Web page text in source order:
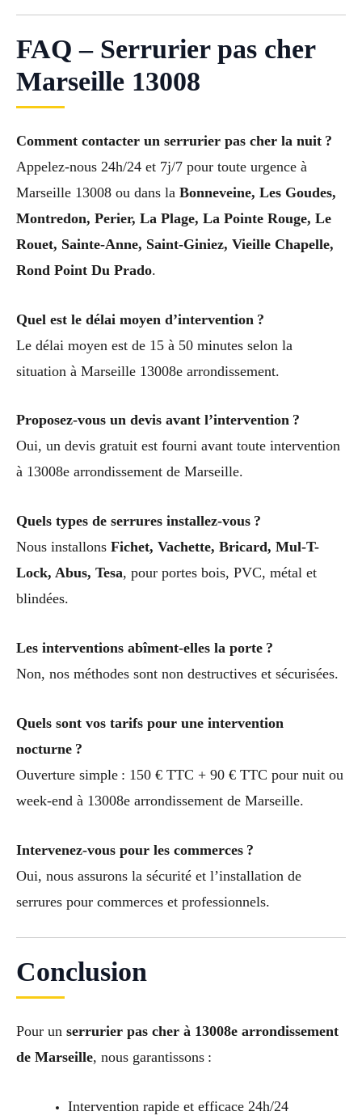
FAQ – Serrurier pas cher
Marseille 13008
Comment contacter un serrurier pas cher la nuit ?
Appelez-nous 24h/24 et 7j/7 pour toute urgence à
Marseille 13008 ou dans la Bonneveine, Les Goudes,
Montredon, Perier, La Plage, La Pointe Rouge, Le
Rouet, Sainte-Anne, Saint-Giniez, Vieille Chapelle,
Rond Point Du Prado.
Quel est le délai moyen d’intervention ?
Le délai moyen est de 15 à 50 minutes selon la
situation à Marseille 13008e arrondissement.
Proposez-vous un devis avant l’intervention ?
Oui, un devis gratuit est fourni avant toute intervention
à 13008e arrondissement de Marseille.
Quels types de serrures installez-vous ?
Nous installons Fichet, Vachette, Bricard, Mul-T-
Lock, Abus, Tesa, pour portes bois, PVC, métal et
blindées.
Les interventions abîment-elles la porte ?
Non, nos méthodes sont non destructives et sécurisées.
Quels sont vos tarifs pour une intervention
nocturne ?
Ouverture simple : 150 € TTC + 90 € TTC pour nuit ou
week-end à 13008e arrondissement de Marseille.
Intervenez-vous pour les commerces ?
Oui, nous assurons la sécurité et l’installation de
serrures pour commerces et professionnels.
Conclusion
Pour un serrurier pas cher à 13008e arrondissement
de Marseille, nous garantissons :
Intervention rapide et efficace 24h/24